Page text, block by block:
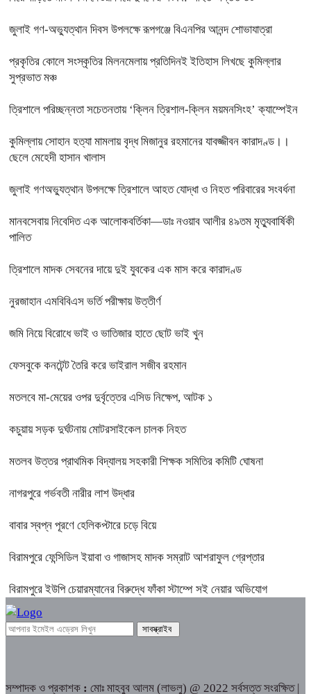
জুলাই গণ-অভ্যুত্থান দিবস উপলক্ষে রূপগঞ্জে বিএনপির আনন্দ শোভাযাত্রা
প্রকৃতির কোলে সংস্কৃতির মিলনমেলায় প্রতিদিনই ইতিহাস লিখছে কুমিল্লার
সুপ্রভাত মঞ্চ
ত্রিশালে পরিচ্ছন্নতা সচেতনতায় ‘ক্লিন ত্রিশাল-ক্লিন ময়মনসিংহ’ ক্যাম্পেইন
কুমিল্লায় সোহান হত্যা মামলায় বৃদ্ধ মিজানুর রহমানের যাবজ্জীবন কারাদণ্ড।।
ছেলে মেহেদী হাসান খালাস
জুলাই গণঅভ্যুত্থান উপলক্ষে ত্রিশালে আহত যোদ্ধা ও নিহত পরিবারের সংবর্ধনা
মানবসেবায় নিবেদিত এক আলোকবর্তিকা—ডাঃ নওয়াব আলীর ৪৯তম মৃত্যুবার্ষিকী
পালিত
ত্রিশালে মাদক সেবনের দায়ে দুই যুবকের এক মাস করে কারাদণ্ড
নুরজাহান এমবিবিএস ভর্তি পরীক্ষায় উত্তীর্ণ
জমি নিয়ে বিরোধে ভাই ও ভাতিজার হাতে ছোট ভাই খুন
ফেসবুকে কনটেন্ট তৈরি করে ভাইরাল সজীব রহমান
মতলবে মা-মেয়ের ওপর দুর্বৃত্তের এসিড নিক্ষেপ, আটক ১
কচুয়ায় সড়ক দুর্ঘটনায় মোটরসাইকেল চালক নিহত
মতলব উত্তর প্রাথমিক বিদ্যালয় সহকারী শিক্ষক সমিতির কমিটি ঘোষনা
নাগরপুরে গর্ভবতী নারীর লাশ উদ্ধার
বাবার স্বপ্ন পূরণে হেলিকপ্টারে চড়ে বিয়ে
বিরামপুরে ফেন্সিডিল ইয়াবা ও গাজাসহ মাদক সম্রাট আশরাফুল গ্রেপ্তার
বিরামপুরে ইউপি চেয়ারম্যানের বিরুদ্ধে ফাঁকা স্টাম্পে সই নেয়ার অভিযোগ
সম্পাদক ও প্রকাশক : মোঃ মাহবুব আলম (লাভলু) @ 2022 সর্বসত্ত সংরক্ষিত |